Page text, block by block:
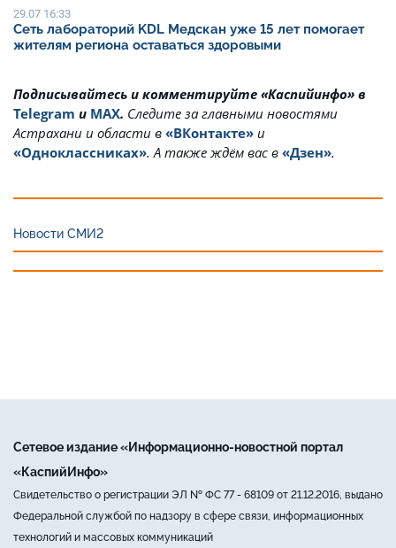
29.07 16:33
Сеть лабораторий KDL Медскан уже 15 лет помогает
жителям региона оставаться здоровыми
Подписывайтесь и комментируйте «Каспийинфо» в
Telegram и MAX. Cледите за главными новостями
Астрахани и области в «ВКонтакте» и
«Одноклассниках». А также ждём вас в «Дзен».
Новости СМИ2
Сетевое издание «Информационно-новостной портал
«КаспийИнфо»
Свидетельство о регистрации ЭЛ № ФС 77 - 68109 от 21.12.2016, выдано
Федеральной службой по надзору в сфере связи, информационных
технологий и массовых коммуникаций